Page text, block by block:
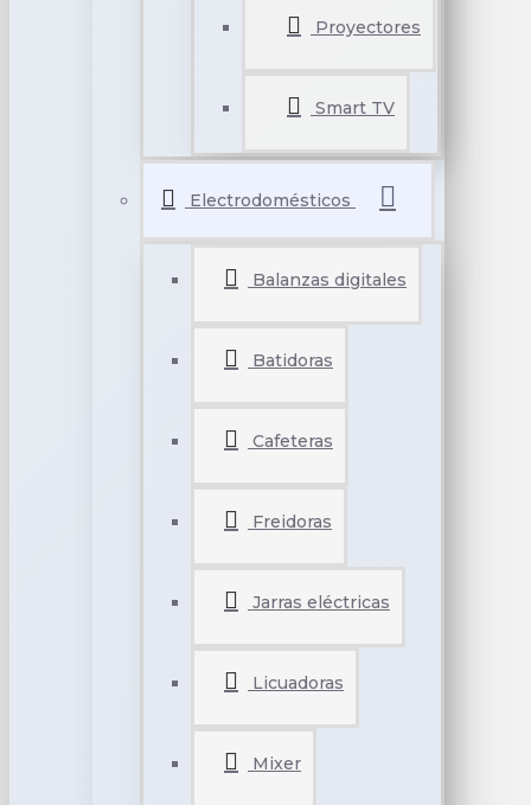
Proyectores
Smart TV
Electrodomésticos
Balanzas digitales
Batidoras
Cafeteras
Freidoras
Jarras eléctricas
Licuadoras
Mixer